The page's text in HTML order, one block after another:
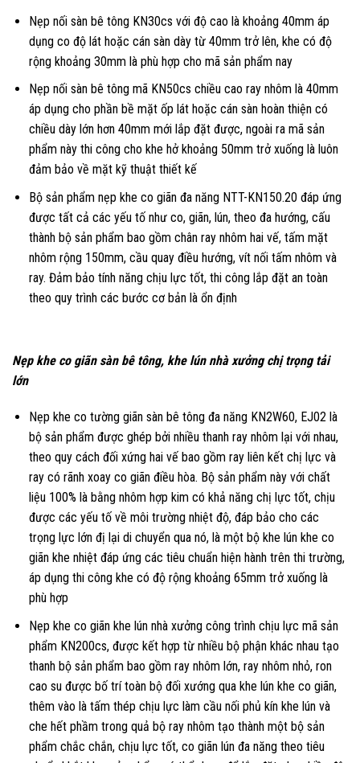
Nẹp nối sàn bê tông KN30cs với độ cao là khoảng 40mm áp
dụng co độ lát hoặc cán sàn dày từ 40mm trở lên, khe có độ
rộng khoảng 30mm là phù hợp cho mã sản phẩm nay
Nẹp nối sàn bê tông mã KN50cs chiều cao ray nhôm là 40mm
áp dụng cho phần bề mặt ốp lát hoặc cán sàn hoàn thiện có
chiều dày lớn hơn 40mm mới lắp đặt được, ngoài ra mã sản
phẩm này thi công cho khe hở khoảng 50mm trở xuống là luôn
đảm bảo về mặt kỹ thuật thiết kế
Bộ sản phẩm nẹp khe co giãn đa năng NTT-KN150.20 đáp ứng
được tất cả các yếu tố như co, giãn, lún, theo đa hướng, cấu
thành bộ sản phẩm bao gồm chân ray nhôm hai vế, tấm mặt
nhôm rộng 150mm, cầu quay điều hướng, vít nối tấm nhôm và
ray. Đảm bảo tính năng chịu lực tốt, thi công lắp đặt an toàn
theo quy trình các bước cơ bản là ổn định
Nẹp khe co giãn sàn bê tông, khe lún nhà xưởng chị trọng tải
lớn
Nẹp khe co tường giãn sàn bê tông đa năng KN2W60, EJ02 là
bộ sản phẩm được ghép bởi nhiều thanh ray nhôm lại với nhau,
theo quy cách đối xứng hai vế bao gồm ray liên kết chị lực và
ray có rãnh xoay co giãn điều hòa. Bộ sản phẩm này với chất
liệu 100% là bằng nhôm hợp kim có khả năng chị lực tốt, chịu
được các yếu tố về môi trường nhiệt độ, đáp bảo cho các
trọng lực lớn đị lại di chuyển qua nó, là một bộ khe lún khe co
giãn khe nhiệt đáp ứng các tiêu chuẩn hiện hành trên thi trường,
áp dụng thi công khe có độ rộng khoảng 65mm trở xuống là
phù hợp
Nẹp khe co giãn khe lún nhà xưởng công trình chịu lực mã sản
phẩm KN200cs, được kết hợp từ nhiều bộ phận khác nhau tạo
thanh bộ sản phẩm bao gồm ray nhôm lớn, ray nhôm nhỏ, ron
cao su được bố trí toàn bộ đối xướng qua khe lún khe co giãn,
thêm vào là tấm thép chịu lực làm cầu nối phủ kín khe lún và
che hết phầm trong quả bộ ray nhôm tạo thành một bộ sản
phẩm chắc chắn, chịu lực tốt, co giãn lún đa năng theo tiêu